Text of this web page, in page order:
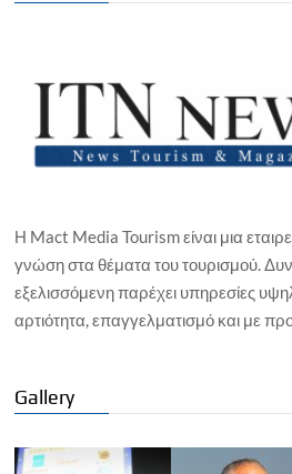
Η Mact Media Tourism είναι μια
γνώση στα θέματα του τουρισμού.
εξελισσόμενη παρέχει υπηρεσίες
αρτιότητα, επαγγελματισμό και με
Gallery